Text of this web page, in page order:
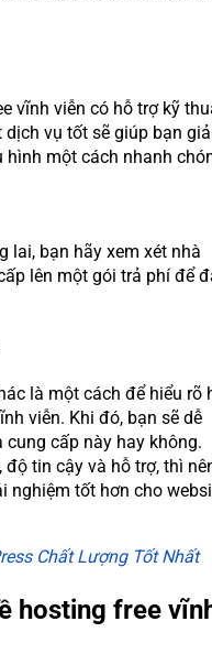
vĩnh viễn có hỗ trợ kỹ
vụ tốt sẽ giúp bạn
hình một cách nhanh
lai, bạn hãy xem xét nhà
lên một gói trả phí để
là một cách để hiểu rõ
viễn. Khi đó, bạn sẽ dễ
cấp này hay không.
tin cậy và hỗ trợ, thì
nghiệm tốt hơn cho
Chất Lượng Tốt Nhất
hosting free